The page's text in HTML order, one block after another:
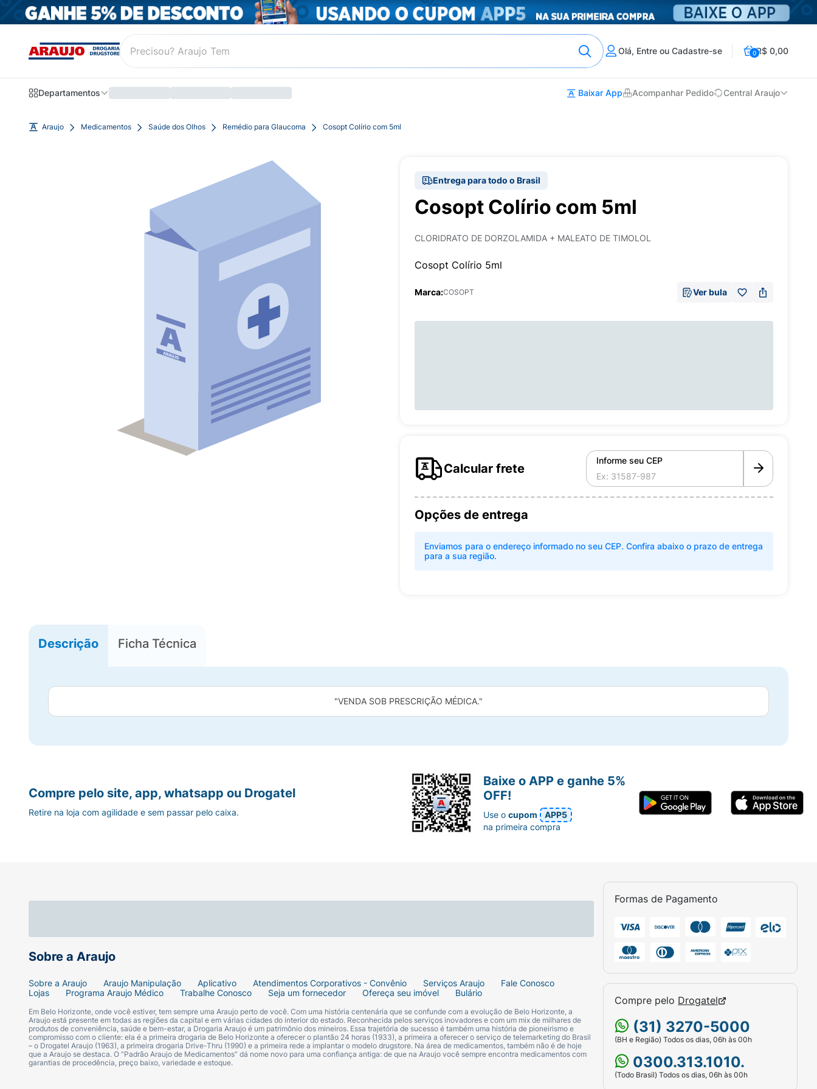
Olá, Entre ou Cadastre-se 0R$ 0,00
Departamentos Baixar App Acompanhar Pedido Central Araujo
Araujo Medicamentos Saúde dos Olhos Remédio para Glaucoma Cosopt Colírio com 5ml
Entrega para todo o Brasil
Cosopt Colírio com 5ml
CLORIDRATO DE DORZOLAMIDA + MALEATO DE TIMOLOL
Cosopt Colírio 5ml
Marca:COSOPT Ver bula
Calcular frete
Informe seu CEP
Opções de entrega
Enviamos para o endereço informado no seu CEP. Confira abaixo o prazo de entrega
para a sua região.
Descrição Ficha Técnica
"VENDA SOB PRESCRIÇÃO MÉDICA."
Sobre a Araujo
Sobre a Araujo Araujo Manipulação Aplicativo Atendimentos Corporativos - Convênio Serviços Araujo
Fale Conosco
Lojas
Programa Araujo Médico Trabalhe Conosco Seja um fornecedor Ofereça seu imóvel Bulário
Em Belo Horizonte, onde você estiver, tem sempre uma Araujo perto de você. Com uma história centenária que se confunde com a evolução de Belo Horizonte, a
Araujo está presente em todas as regiões da capital e em várias cidades do interior do estado. Reconhecida pelos serviços inovadores e com um mix de milhares de
produtos de conveniência, saúde e bem-estar, a Drogaria Araujo é um patrimônio dos mineiros. Essa trajetória de sucesso é também uma história de pioneirismo e
compromisso com o cliente: ela é a primeira drogaria de Belo Horizonte a oferecer o plantão 24 horas (1933), a primeira a oferecer o serviço de telemarketing do Brasil
– o Drogatel Araujo (1963), a primeira drogaria Drive-Thru (1990) e a primeira rede a implantar o modelo drugstore. Na área de medicamentos, também não é de hoje
que a Araujo se destaca. O “Padrão Araujo de Medicamentos” dá nome novo para uma confiança antiga: de que na Araujo você sempre encontra medicamentos com
garantias de procedência, preço baixo, variedade e estoque.
Formas de Pagamento
Compre pelo Drogatel
(31) 3270-5000
(BH e Região) Todos os dias, 06h às 00h
0300.313.1010.
(Todo Brasil) Todos os dias, 06h às 00h
Compre pelo site, app, whatsapp ou Drogatel
Retire na loja com agilidade e sem passar pelo caixa.
Baixe o APP e ganhe 5%
OFF!
Use ocupom
APP5
na primeira compra